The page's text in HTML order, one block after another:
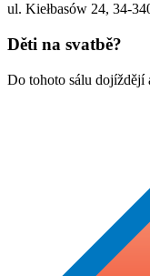
ul. Kiełbasów 24, 34-
Děti na svatbě?
Do tohoto sálu dojíždějí